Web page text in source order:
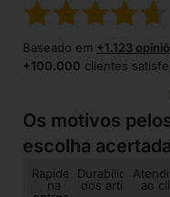
Baseado em +1.123
+100.000 clientes
Os motivos
escolha
Rapidez
na
Durabilidade
dos artigosao